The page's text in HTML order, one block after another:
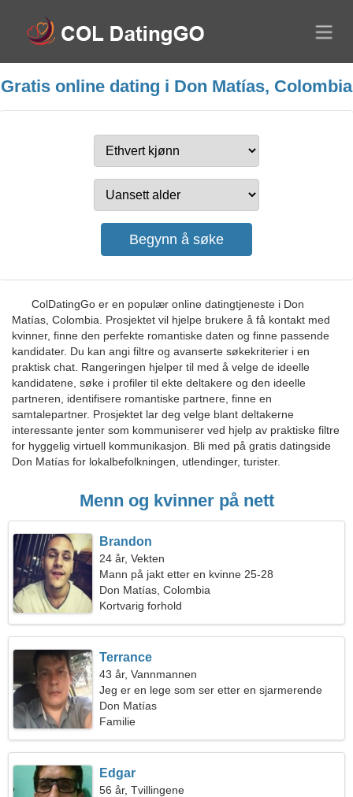
Gratis online dating i Don Matías, Colombia
ColDatingGo er en populær online datingtjeneste i Don
Matías, Colombia. Prosjektet vil hjelpe brukere å få kontakt med
kvinner, finne den perfekte romantiske daten og finne passende
kandidater. Du kan angi filtre og avanserte søkekriterier i en
praktisk chat. Rangeringen hjelper til med å velge de ideelle
kandidatene, søke i profiler til ekte deltakere og den ideelle
partneren, identifisere romantiske partnere, finne en
samtalepartner. Prosjektet lar deg velge blant deltakerne
interessante jenter som kommuniserer ved hjelp av praktiske filtre
for hyggelig virtuell kommunikasjon. Bli med på gratis datingside
Don Matías for lokalbefolkningen, utlendinger, turister.
Menn og kvinner på nett
Brandon
24 år, Vekten
Mann på jakt etter en kvinne 25-28
Don Matías, Colombia
Kortvarig forhold
Terrance
43 år, Vannmannen
Jeg er en lege som ser etter en sjarmerende
kvinne
Don Matías
Familie
Edgar
56 år, Tvillingene